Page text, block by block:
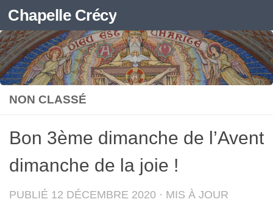
Skip to content
Chapelle Crécy
NON CLASSÉ
Bon 3ème dimanche de l’Avent
dimanche de la joie !
PUBLIÉ 12 DÉCEMBRE 2020 · MIS À JOUR